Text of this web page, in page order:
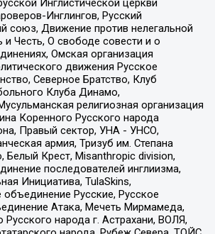
Инглистической церкви
Инглингов, Русский
союз, Движение против нелегальной
и Честь, О свободе совести и о
Омская организация
движения Русское
Северное Братство, Клуб
Клуба Динамо,
религиозная организация
Коренного Русского народа
Правый сектор, УНА - УНСО,
армия, Тризуб им. Степана
Белый Крест, Misanthropic division,
последователей инглиизма,
Инициатива, TulaSkins,
объединение Русские, Русское
Атака, Мечеть Мирмамеда,
народа г. Астрахани, ВОЛЯ,